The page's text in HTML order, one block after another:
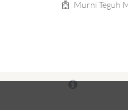
Murni Teguh